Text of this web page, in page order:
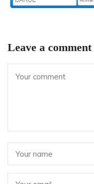
Leave a comment